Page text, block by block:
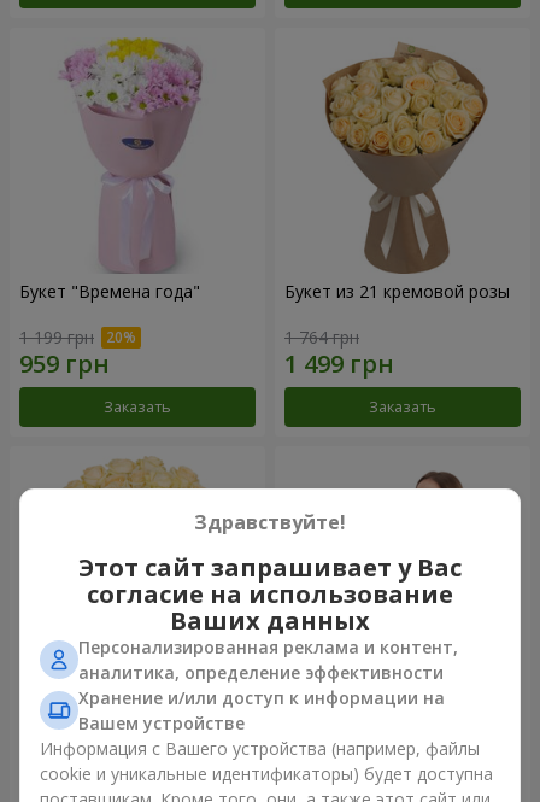
Букет "Времена года"
1 199 грн
Заказать
Букет из 21 кремовой розы
1 764 грн
Заказать
Букет из 25 кремовых роз
2 124 грн
Фруктовая композиция
8 332 грн
Здравствуйте!
Этот сайт запрашивает у Вас
согласие на использование
Ваших данных
Персонализированная реклама и контент,
аналитика, определение эффективности
Хранение и/или доступ к информации на
Вашем устройстве
Информация с Вашего устройства (например, файлы
cookie и уникальные идентификаторы) будет доступна